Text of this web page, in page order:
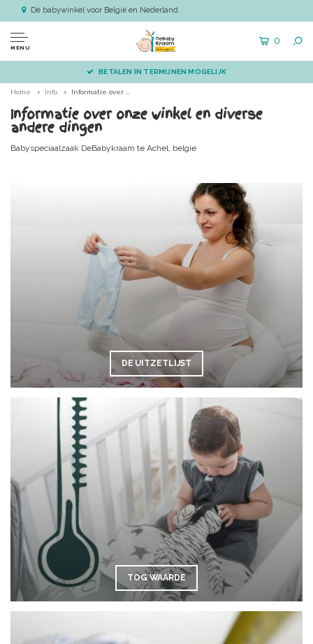
Dé babywinkel voor België en Nederland
MENU
0
BETALEN IN TERMIJNEN MOGELIJK
Home Info Informatie over ...
Informatie over onze winkel en diverse
andere dingen
Babyspeciaalzaak DeBabykraam te Achel, belgie
DE UITZETLIJST
TOG WAARDE